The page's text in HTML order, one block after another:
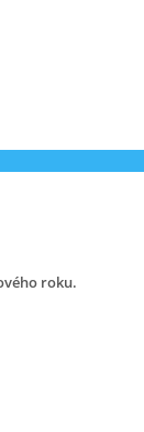
roku.